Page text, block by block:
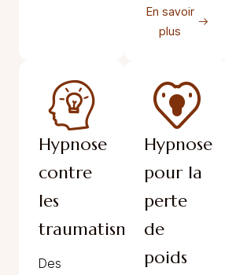
En savoir
plus
Hypnose
contre
les
traumatismes
Des
Hypnose
pour la
perte
de
poids